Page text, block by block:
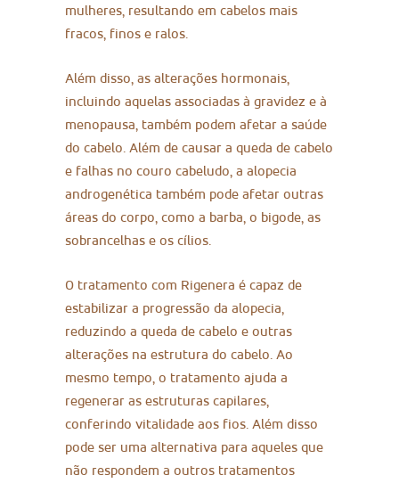
mulheres, resultando em cabelos mais
fracos, finos e ralos.
Além disso, as alterações hormonais,
incluindo aquelas associadas à gravidez e à
menopausa, também podem afetar a saúde
do cabelo. Além de causar a queda de cabelo
e falhas no couro cabeludo, a alopecia
androgenética também pode afetar outras
áreas do corpo, como a barba, o bigode, as
sobrancelhas e os cílios.
O tratamento com Rigenera é capaz de
estabilizar a progressão da alopecia,
reduzindo a queda de cabelo e outras
alterações na estrutura do cabelo. Ao
mesmo tempo, o tratamento ajuda a
regenerar as estruturas capilares,
conferindo vitalidade aos fios. Além disso
pode ser uma alternativa para aqueles que
não respondem a outros tratamentos